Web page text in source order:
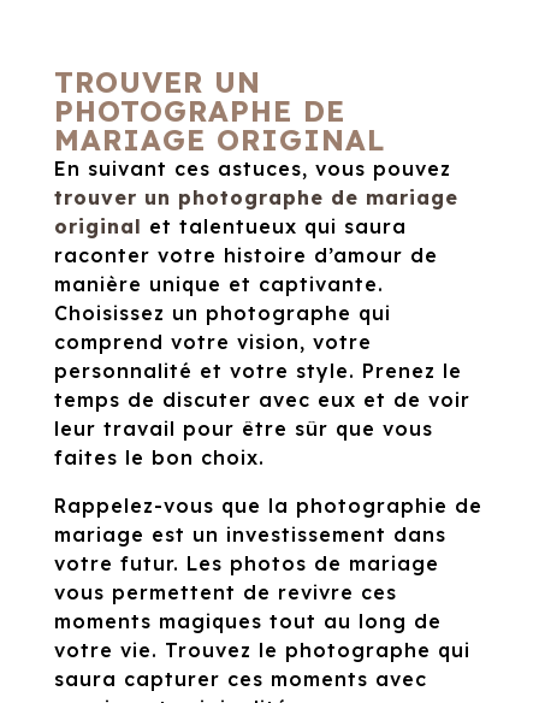
TROUVER UN
PHOTOGRAPHE DE
MARIAGE ORIGINAL
En suivant ces astuces, vous pouvez
trouver un photographe de mariage
original et talentueux qui saura
raconter votre histoire d’amour de
manière unique et captivante.
Choisissez un photographe qui
comprend votre vision, votre
personnalité et votre style. Prenez le
temps de discuter avec eux et de voir
leur travail pour être sûr que vous
faites le bon choix.
Rappelez-vous que la photographie de
mariage est un investissement dans
votre futur. Les photos de mariage
vous permettent de revivre ces
moments magiques tout au long de
votre vie. Trouvez le photographe qui
saura capturer ces moments avec